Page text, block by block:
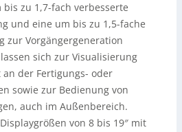
bis zu 1,7-fach verbesserte
und eine um bis zu 1,5-fache
zur Vorgängergeneration
sich zur Visualisierung
der Fertigungs- oder
sowie zur Bedienung von
auch im Außenbereich.
von 8 bis 19″ mit